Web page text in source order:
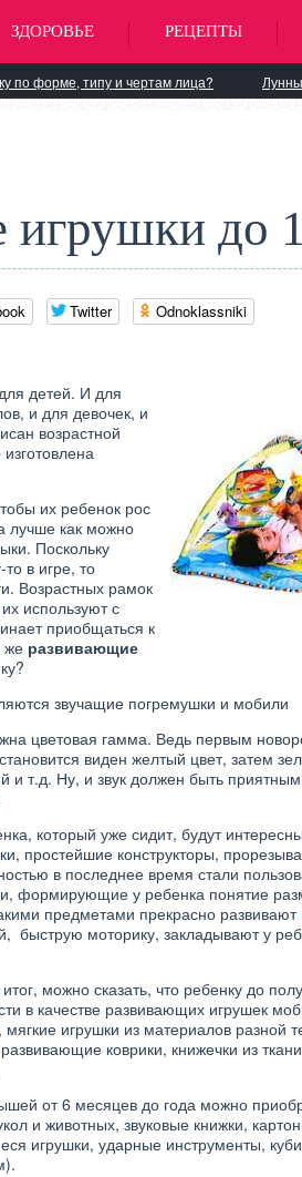
ЗДОРОВЬЕ РЕЦЕПТЫ
по форме, типу и чертам лица?
до
Twitter Odnoklassniki
детей. И для
и для девочек, и
возрастной
их ребенок рос
лучше как можно
Поскольку
в игре, то
Возрастных рамок
используют с
приобщаться к
же развивающие
звучащие погремушки и мобили
НЕ ХОЧЕТ РАЗВИВАЮЩИЕ
ДО 2 ЛЕТ
ИНТЕРЕСНОЕ
цветовая гамма. Ведь первым
виден желтый цвет, затем
и т.д. Ну, и звук должен быть
который уже сидит, будут
простейшие конструкторы,
в последнее время стали
формирующие у ребенка понятие
предметами прекрасно
быструю моторику, закладывают у
можно сказать, что ребенку до
в качестве развивающих игрушек
мягкие игрушки из материалов разной
коврики, книжечки из
от 6 месяцев до года можно
и животных, звуковые книжки,
игрушки, ударные инструменты,